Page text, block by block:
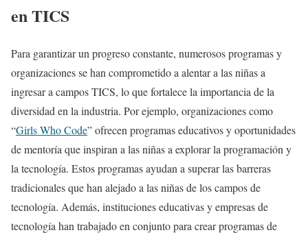
en TICS
Para garantizar un progreso constante, numerosos programas y
organizaciones se han comprometido a alentar a las niñas a
ingresar a campos TICS, lo que fortalece la importancia de la
diversidad en la industria. Por ejemplo, organizaciones como
“Girls Who Code” ofrecen programas educativos y oportunidades
de mentoría que inspiran a las niñas a explorar la programación y
la tecnología. Estos programas ayudan a superar las barreras
tradicionales que han alejado a las niñas de los campos de
tecnología. Además, instituciones educativas y empresas de
tecnología han trabajado en conjunto para crear programas de